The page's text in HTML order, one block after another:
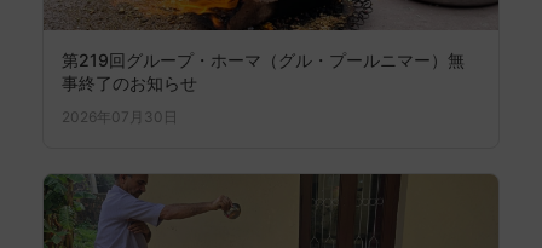
第219回グループ・ホーマ（グル・プールニマー）無
事終了のお知らせ
2026年07月30日